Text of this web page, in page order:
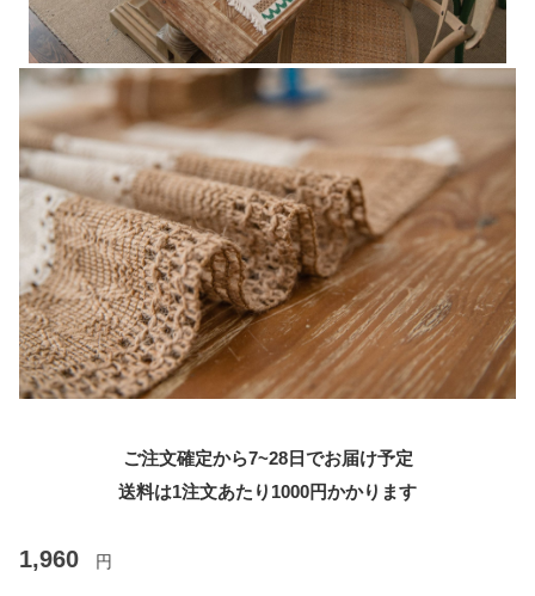
ご注文確定から7~28日でお届け予定
送料は1注文あたり 1000円かかります
1,960 円